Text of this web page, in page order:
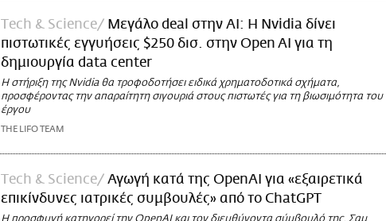
Τech & Science
Μεγάλο deal στην AI: Η Nvidia δίνει
πιστωτικές εγγυήσεις $250 δισ. στην Open AI για τη
δημιουργία data center
Η στήριξη της Nvidia θα τροφοδοτήσει ειδικά χρηματοδοτικά σχήματα,
προσφέροντας την απαραίτητη σιγουριά στους πιστωτές για τη βιωσιμότητα του
έργου
THE LIFO TEAM
Τech & Science
Αγωγή κατά της OpenAI για «εξαιρετικά
επικίνδυνες ιατρικές συμβουλές» από το ChatGPT